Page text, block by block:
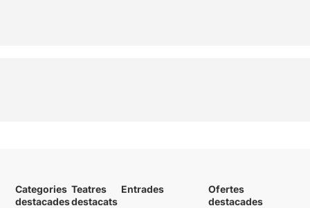
Categories
destacades
Teatres
destacats
Entrades
Ofertes
destacades